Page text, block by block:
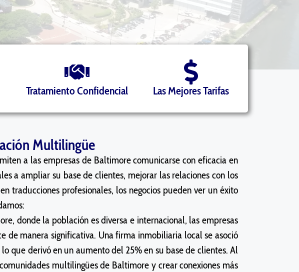
Tratamiento Confidencial Las Mejores Tarifas
Multilingüe
a las empresas de Baltimore comunicarse con eficacia en
a ampliar su base de clientes, mejorar las relaciones con los
traducciones profesionales, los negocios pueden ver un éxito
donde la población es diversa e internacional, las empresas
de manera significativa. Una firma inmobiliaria local se asoció
lo que derivó en un aumento del 25% en su base de clientes. Al
multilingües de Baltimore y crear conexiones más